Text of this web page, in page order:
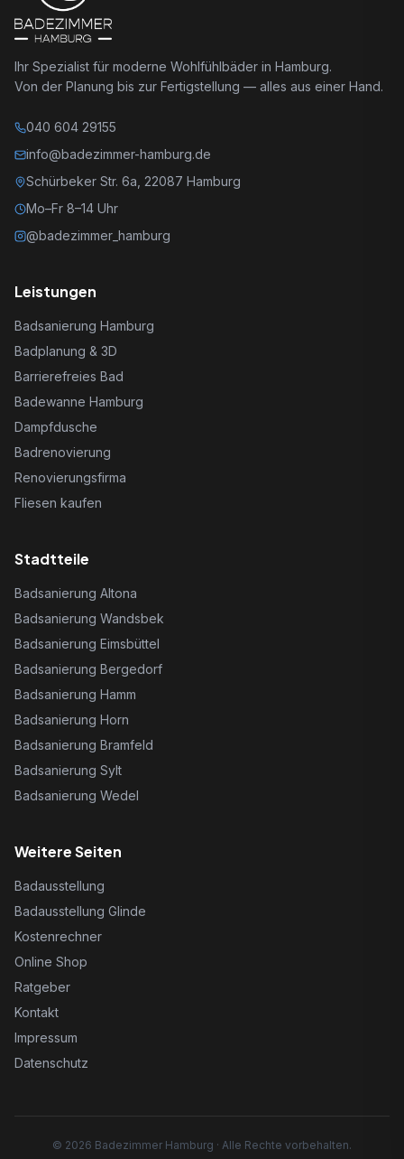
Ihr Spezialist für moderne Wohlfühlbäder in Hamburg.
Von der Planung bis zur Fertigstellung — alles aus einer Hand.
040 604 29155
info@badezimmer-hamburg.de
Schürbeker Str. 6a, 22087 Hamburg
Mo–Fr 8–14 Uhr
@badezimmer_hamburg
Leistungen
Badsanierung Hamburg
Badplanung & 3D
Barrierefreies Bad
Badewanne Hamburg
Dampfdusche
Badrenovierung
Renovierungsfirma
Fliesen kaufen
Stadtteile
Badsanierung Altona
Badsanierung Wandsbek
Badsanierung Eimsbüttel
Badsanierung Bergedorf
Badsanierung Hamm
Badsanierung Horn
Badsanierung Bramfeld
Badsanierung Sylt
Badsanierung Wedel
Weitere Seiten
Badausstellung
Badausstellung Glinde
Kostenrechner
Online Shop
Ratgeber
Kontakt
Impressum
Datenschutz
© 2026 Badezimmer Hamburg · Alle Rechte vorbehalten.